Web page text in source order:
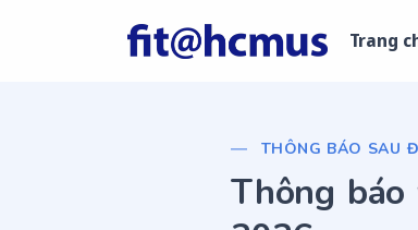
Trang
THÔNG BÁO SAU
Thông